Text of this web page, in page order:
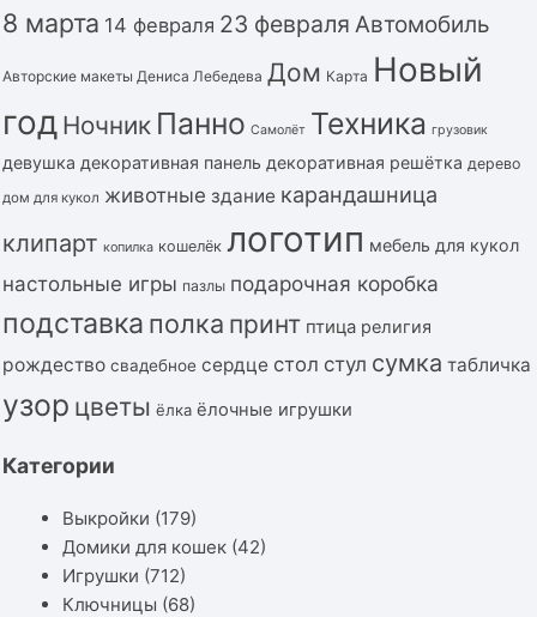
8 марта 14 февраля 23 февраля Автомобиль
Авторские макеты Дениса Лебедева Дом Карта Новый
год Ночник Панно Самолёт Техника грузовик
девушка декоративная панель декоративная решётка дерево
дом для кукол животные здание карандашница
клипарт копилка кошелёк логотип мебель для кукол
настольные игры пазлы подарочная коробка
подставка полка принт птица религия
рождество свадебное сердце стол стул сумка табличка
узор цветы ёлка ёлочные игрушки
Категории
Выкройки (179)
Домики для кошек (42)
Игрушки (712)
Ключницы (68)